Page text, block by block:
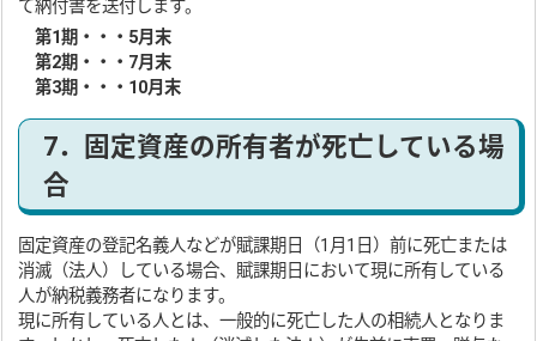
て納付書を送付します。
第1期・・・5月末
第2期・・・7月末
第3期・・・10月末
7．固定資産の所有者が死亡している場
合
固定資産の登記名義人などが賦課期日（1月1日）前に死亡または
消滅（法人）している場合、賦課期日において現に所有している
人が納税義務者になります。
現に所有している人とは、一般的に死亡した人の相続人となりま